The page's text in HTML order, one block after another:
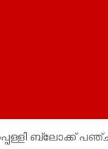
ബ്ലോക്ക്